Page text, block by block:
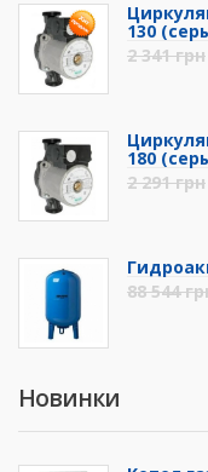
130
2 341грн
180
2 291грн
88 544
Новинки